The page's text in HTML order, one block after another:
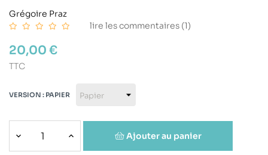
Grégoire Praz
lire les commentaires (1)
20,00 €
TTC
VERSION : PAPIER
Ajouter au panier